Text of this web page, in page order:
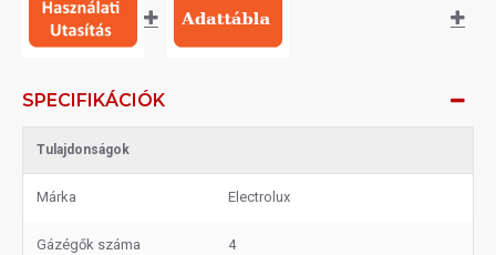
SPECIFIKÁCIÓK
Tulajdonságok
Márka Electrolux
Gázégők száma 4